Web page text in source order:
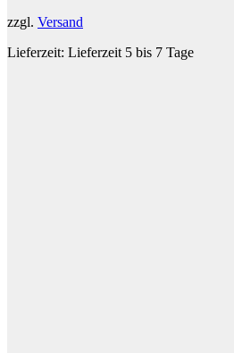
zzgl. Versand
Lieferzeit: Lieferzeit 5 bis 7 Tage